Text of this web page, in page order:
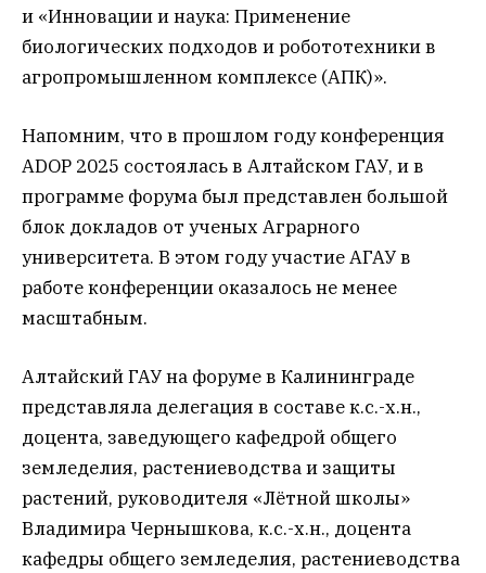
и «Инновации и наука: Применение
биологических подходов и робототехники в
агропромышленном комплексе (АПК)».
Напомним, что в прошлом году конференция
ADOP 2025 состоялась в Алтайском ГАУ, и в
программе форума был представлен большой
блок докладов от ученых Аграрного
университета. В этом году участие АГАУ в
работе конференции оказалось не менее
масштабным.
Алтайский ГАУ на форуме в Калининграде
представляла делегация в составе к.с.-х.н.,
доцента, заведующего кафедрой общего
земледелия, растениеводства и защиты
растений, руководителя «Лётной школы»
Владимира Чернышкова, к.с.-х.н., доцента
кафедры общего земледелия, растениеводства